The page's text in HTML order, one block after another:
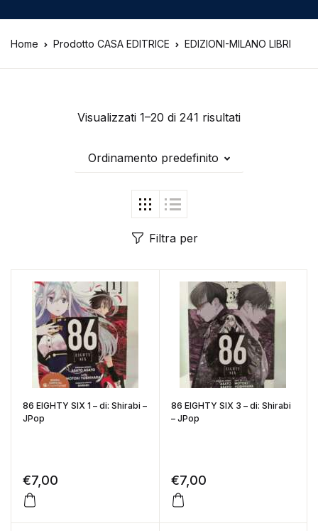
Home Prodotto CASA EDITRICE EDIZIONI-MILANO LIBRI
Visualizzati 1–20 di 241 risultati
Ordinamento predefinito
Filtra per
86 EIGHTY SIX 1 – di: Shirabi –
JPop
€7,00
86 EIGHTY SIX 3 – di: Shirabi
– JPop
€7,00